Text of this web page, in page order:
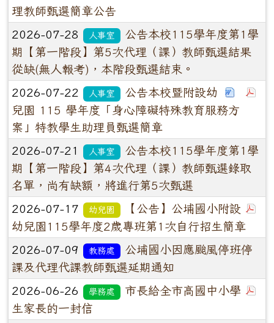
理教師甄選簡章公告
2026-07-28 人事室
公告本校115學年度第1學
期【第一階段】第5次代理（課）教師甄選結果
從缺(無人報考)，本階段甄選結束。
2026-07-22 人事室
公告本校暨附設幼
兒園 115 學年度「身心障礙特殊教育服務方
案」特教學生助理員甄選簡章
2026-07-21 人事室
公告本校115學年度第1學
期【第一階段】第4次代理（課）教師甄選錄取
名單，尚有缺額，將進行第5次甄選
2026-07-17 幼兒園
【公告】公埔國小附設
幼兒園115學年度2歲專班第1次自行招生簡章
2026-07-09 教務處
公埔國小因應颱風停班停
課及代理代課教師甄選延期通知
2026-06-26 學務處
市長給全市高國中小學
生家長的一封信